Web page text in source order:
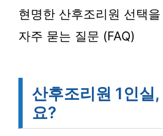
현명한 산후조리원 선택을
자주 묻는 질문 (FAQ)
산후조리원 1인실
요?